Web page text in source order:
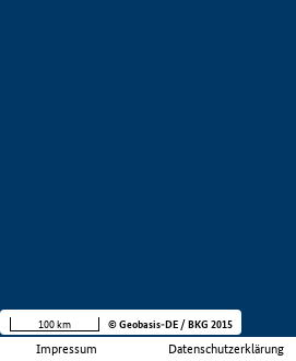
Impressum Datenschutzerklärung
100 km © Geobasis-DE / BKG 2015